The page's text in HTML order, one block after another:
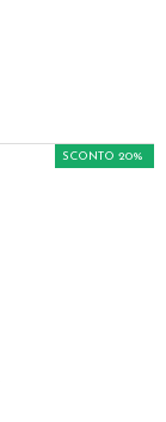
SCONTO 20%